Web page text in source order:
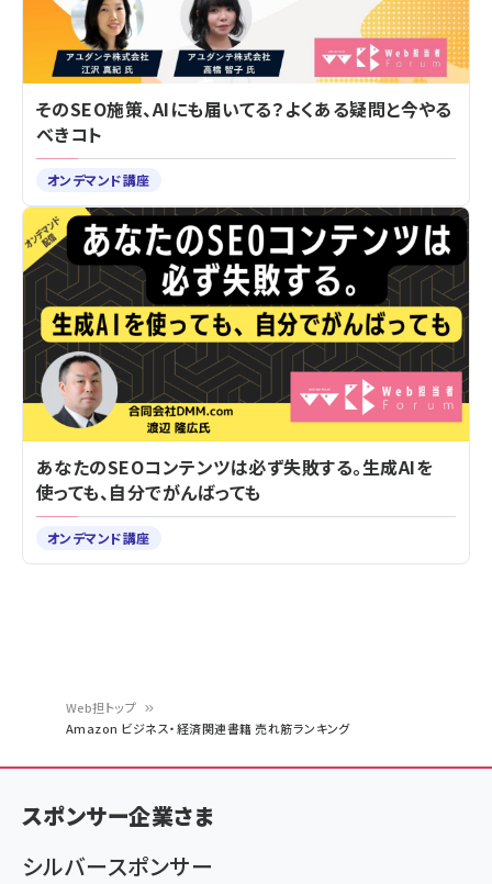
く
ず
Web担トップ
Amazon ビジネス・経済関連書籍 売れ筋ランキング
そのSEO施策、AIにも届いてる？よくある疑問と今やる
べきコト
オンデマンド講座
あなたのSEOコンテンツは必ず失敗する。生成AIを
使っても、自分でがんばっても
オンデマンド講座
スポンサー企業さま
シルバースポンサー